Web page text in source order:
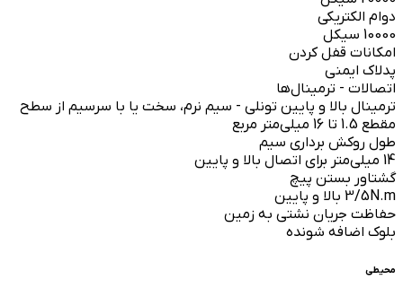
دوام الکتریکی
10000 سیکل
امکانات قفل کردن
پدلاک ایمنی
اتصالات - ترمینال‌ها
ترمینال‌ بالا و پایین تونلی - سیم نرم، سخت یا با سرسیم از سطح
مقطع 1.5 تا 16 میلی‌متر مربع
طول روکش برداری سیم
14 میلی‌متر برای اتصال بالا و پایین
گشتاور بستن پیچ
3/5N.m بالا و پایین
حفاظت جریان نشتی به زمین
بلوک اضافه شونده
محیطی